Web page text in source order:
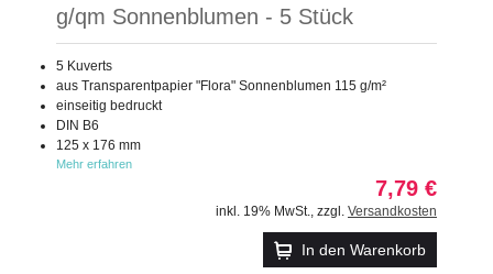
g/qm Sonnenblumen - 5 Stück
5 Kuverts
aus Transparentpapier "Flora" Sonnenblumen 115 g/m²
einseitig bedruckt
DIN B6
125 x 176 mm
Mehr erfahren
7,79 €
inkl. 19% MwSt. zzgl. Versandkosten
In den Warenkorb